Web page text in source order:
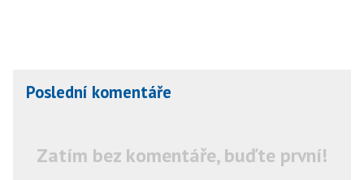
Poslední komentáře
Zatím bez komentáře, buďte první!